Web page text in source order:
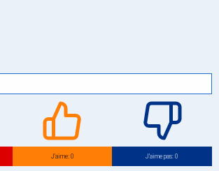
J’aime: 0 J’aime pas: 0